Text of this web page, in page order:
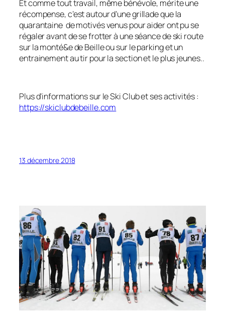
Et comme tout travail, même bénévole, mérite une
récompense, c’est autour d’une grillade que la
quarantaine de motivés venus pour aider ont pu se
régaler avant de se frotter à une séance de ski route
sur la monté&e de Beille ou sur le parking et un
entrainement au tir pour la section et le plus jeunes..
Plus d’informations sur le Ski Club et ses activités :
https://skiclubdebeille.com
13 décembre 2018